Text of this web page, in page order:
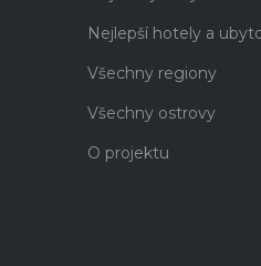
Nejlepší hotely a
Všechny regiony
Všechny ostrovy
O projektu